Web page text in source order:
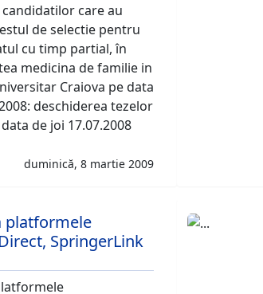
care au
de selectie pentru
cu timp partial, în
medicina de familie in
Craiova pe data
deschiderea tezelor
de joi 17.07.2008
duminică, 8 martie 2009
platformele
SpringerLink